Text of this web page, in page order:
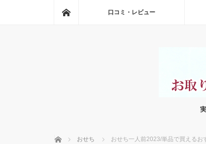
口コミ・レビュー
ホーム おせち おせち一人前2023/単品で買えるお